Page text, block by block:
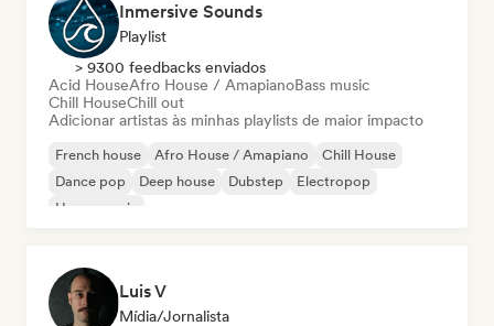
Inmersive Sounds
Playlist
> 9300 feedbacks enviados
Acid HouseAfro House / AmapianoBass music
Chill HouseChill out
Adicionar artistas às minhas playlists de maior impacto
French house Afro House / Amapiano
Chill House
Dance pop
Deep house Dubstep
Electropop
House music
Luis V
Mídia/Jornalista